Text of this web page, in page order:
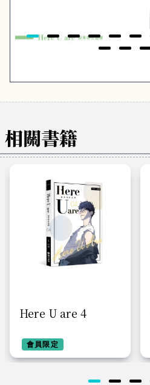
相關書籍
Here U are 4
會員限定